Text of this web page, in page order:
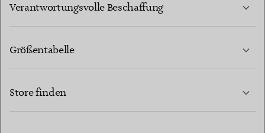
Verantwortungsvolle Beschaffung
Größentabelle
Store finden